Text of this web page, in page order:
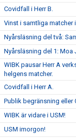
Covidfall i Herr B.
Vinst i samtliga matcher
Nyårsläsning del två:
Nyårsläsning del 1: Moa
WIBK pausar Herr A
helgens matcher.
Covidfall i Herr A.
Publik begränsning eller
WIBK är vidare i USM!
USM imorgon!